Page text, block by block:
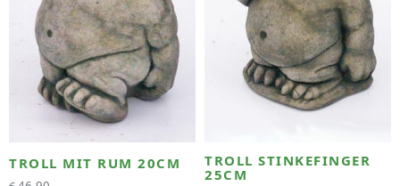
TROLL MIT RUM 20CM
TROLL STINKEFINGER
25CM